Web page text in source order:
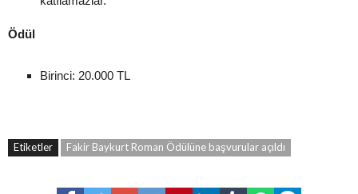
Ödül
Birinci: 20.000 TL
Etiketler Fakir Baykurt Roman Ödülüne başvurular açıldı